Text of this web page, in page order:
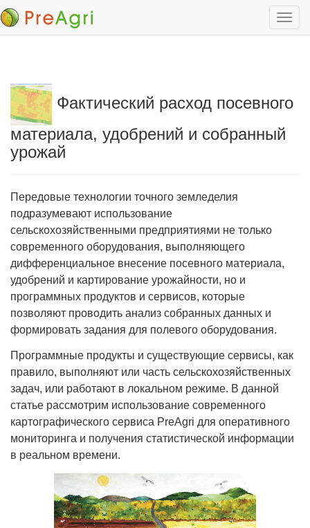
Фактический расход посевного
материала, удобрений и собранный
урожай
Передовые технологии точного земледелия
подразумевают использование
сельскохозяйственными предприятиями не только
современного оборудования, выполняющего
дифференциальное внесение посевного материала,
удобрений и картирование урожайности, но и
программных продуктов и сервисов, которые
позволяют проводить анализ собранных данных и
формировать задания для полевого оборудования.
Программные продукты и существующие сервисы, как
правило, выполняют или часть сельскохозяйственных
задач, или работают в локальном режиме. В данной
статье рассмотрим использование современного
картографического сервиса PreAgri для оперативного
мониторинга и получения статистической информации
в реальном времени.